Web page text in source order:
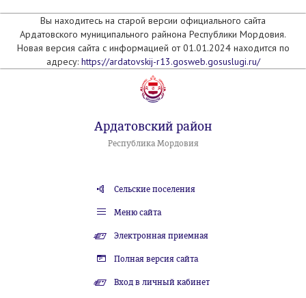
Вы находитесь на старой версии официального сайта
Ардатовского муниципального райнона Республики Мордовия.
Новая версия сайта с информацией от 01.01.2024 находится по
адресу: https://ardatovskij-r13.gosweb.gosuslugi.ru/
Ардатовский район
Республика Мордовия
Сельские поселения
Меню сайта
Электронная приемная
Полная версия сайта
Вход в личный кабинет